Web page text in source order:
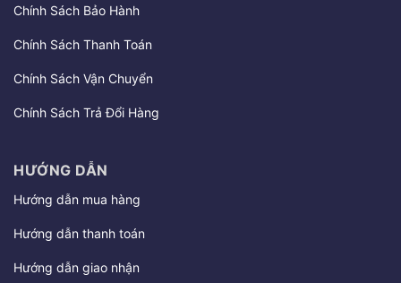
Chính Sách Bảo Hành
Chính Sách Thanh Toán
Chính Sách Vận Chuyển
Chính Sách Trả Đổi Hàng
HƯỚNG DẪN
Hướng dẫn mua hàng
Hướng dẫn thanh toán
Hướng dẫn giao nhận